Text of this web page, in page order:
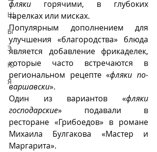
Щ
Ы
Э
Ю
Я
фляки горячими, в глубоких
тарелках или мисках.
Популярным дополнением для
улучшения «благородства» блюда
является добавление фрикаделек,
которые часто встречаются в
региональном рецепте «фляки по-
варшавски».
Один из вариантов «фляки
господарские» подавали в
ресторане «Грибоедов» в романе
Михаила Булгакова «Мастер и
Маргарита».